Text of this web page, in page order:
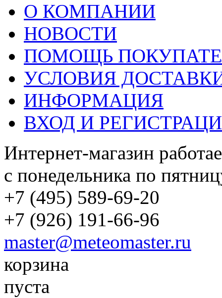
О КОМПАНИИ
НОВОСТИ
ПОМОЩЬ
УСЛОВИЯ
ИНФОРМАЦИЯ
ВХОД И
Интернет-магазин
с понедельника по
+7 (495) 589-69-20
+7 (926) 191-66-96
master@meteomaster.ru
корзина
пуста